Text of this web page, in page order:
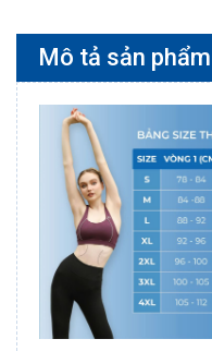
Mô tả sản phẩm